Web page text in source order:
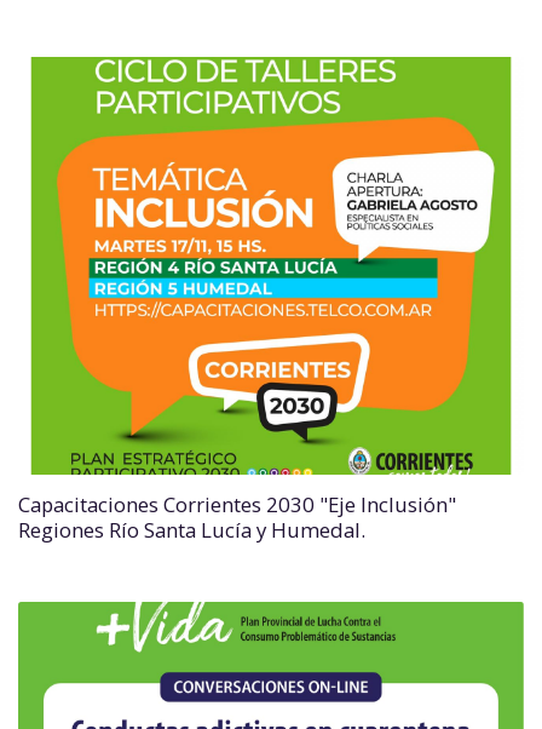
Capacitaciones Corrientes 2030 "Eje Inclusión"
Regiones Río Santa Lucía y Humedal.